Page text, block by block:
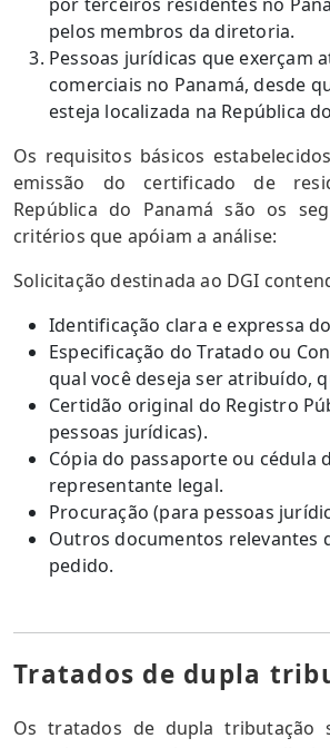
pelos membros da diretoria.
Pessoas jurídicas que exerçam
comerciais no Panamá, desde
esteja localizada na República
Os requisitos básicos
emissão do certificado de
República do Panamá são os
critérios que apóiam a análise:
Solicitação destinada ao DGI
Identificação clara e expressa
Especificação do Tratado ou
qual você deseja ser atribuído,
Certidão original do Registro
pessoas jurídicas).
Cópia do passaporte ou cédula
representante legal.
Procuração (para pessoas
Outros documentos relevantes
pedido.
Tratados de dupla
Os tratados de dupla tributação